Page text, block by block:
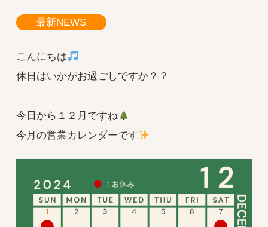
最新NEWS
こんにちは
休日はいかがお過ごしですか？？
今日から１２月ですね
今月の営業カレンダーです